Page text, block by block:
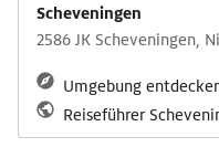
Scheveningen
2586 JK Scheveningen,
Umgebung
Reiseführer